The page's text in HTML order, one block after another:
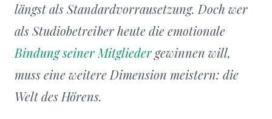
längst als Standardvorrausetzung. Doch wer
als Studiobetreiber heute die emotionale
Bindung seiner Mitgliedergewinnen will,
muss eine weitere Dimension meistern: die
Welt des Hörens.